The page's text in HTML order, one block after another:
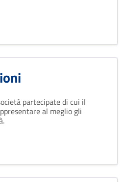
partecipate di cui il
al meglio gli